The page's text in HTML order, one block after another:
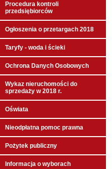
Procedura kontroli
przedsiębiorców
Ogłoszenia o przetargach 2018
Taryfy - woda i ścieki
Ochrona Danych Osobowych
Wykaz nieruchomości do
sprzedaży w 2018 r.
Oświata
Nieodpłatna pomoc prawna
Pożytek publiczny
Informacja o wyborach